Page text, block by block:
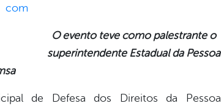
O evento teve como palestrante o
superintendente Estadual da Pessoa
de Defesa dos Direitos da Pessoa